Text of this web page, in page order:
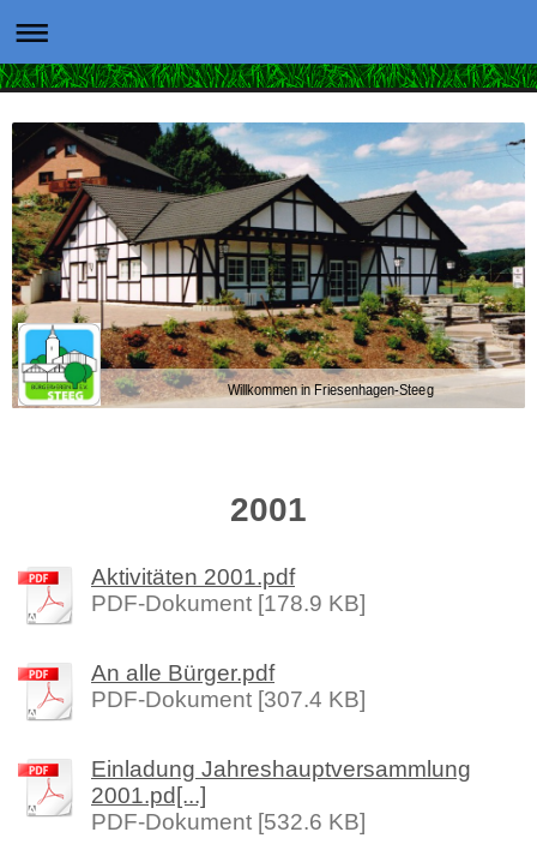
Willkommen in Friesenhagen-Steeg
2001
Aktivitäten 2001.pdf
PDF-Dokument [178.9 KB]
An alle Bürger.pdf
PDF-Dokument [307.4 KB]
Einladung Jahreshauptversammlung
2001.pd[...]
PDF-Dokument [532.6 KB]